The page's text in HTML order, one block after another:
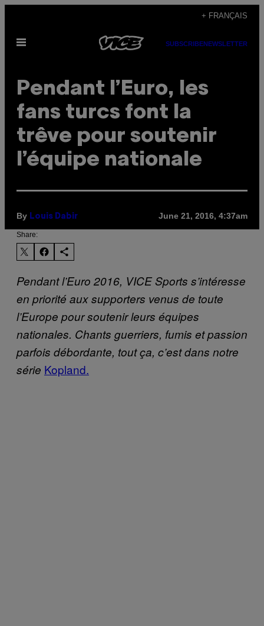
content
+ FRANÇAIS
Open
SUBSCRIBENEWSLETTER
Pendant l’Euro, les
fans turcs font la
trêve pour soutenir
l’équipe nationale
By Louis Dabir June 21, 2016, 4:37am
Share:
Pendant l’Euro 2016, VICE Sports s’intéresse
en priorité aux supporters venus de toute
l’Europe pour soutenir leurs équipes
nationales. Chants guerriers, fumis et passion
parfois débordante, tout ça, c’est dans notre
série Kopland.